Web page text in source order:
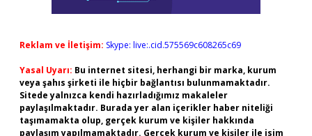
Reklam ve İletişim: Skype: live:.cid.575569c608265c69
Yasal Uyarı: Bu internet sitesi, herhangi bir marka, kurum
veya şahıs şirketi ile hiçbir bağlantısı bulunmamaktadır.
Sitede yalnızca kendi hazırladığımız makaleler
paylaşılmaktadır. Burada yer alan içerikler haber niteliği
taşımamakta olup, gerçek kurum ve kişiler hakkında
paylaşım yapılmamaktadır. Gerçek kurum ve kişiler ile isim